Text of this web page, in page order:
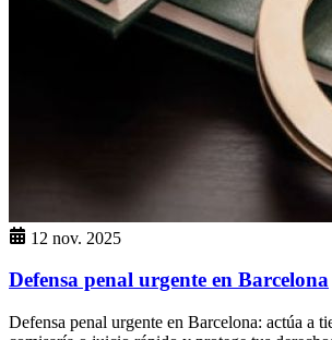
12 nov. 2025
Defensa penal urgente en Barcelona
Defensa penal urgente en Barcelona: actúa a